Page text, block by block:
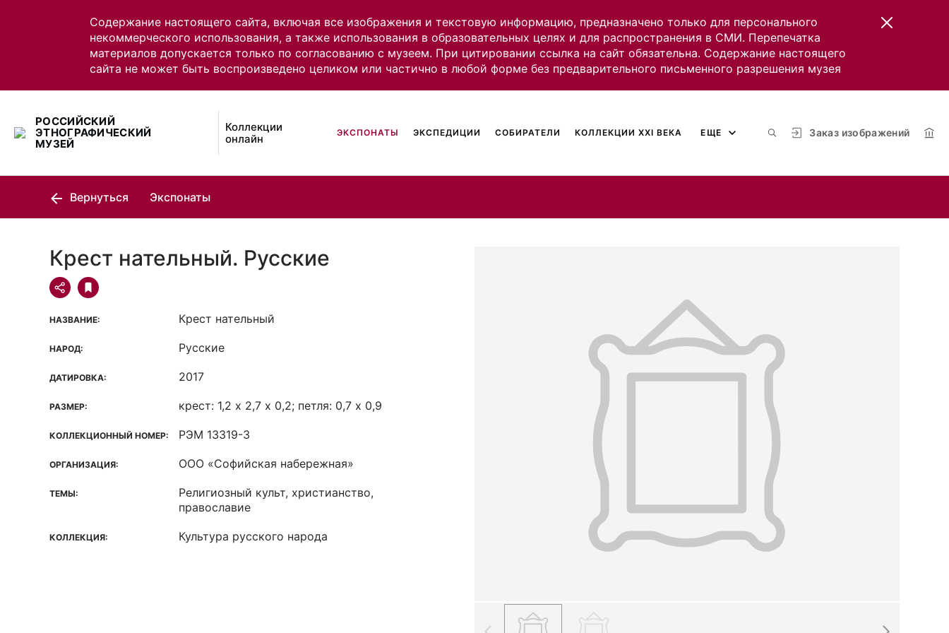
Содержание настоящего сайта, включая все изображения и текстовую информацию, предназначено только для персонального
некоммерческого использования, а также использования в образовательных целях и для распространения в СМИ. Перепечатка
материалов допускается только по согласованию с музеем. При цитировании ссылка на сайт обязательна. Содержание настоящего
сайта не может быть воспроизведено целиком или частично в любой форме без предварительного письменного разрешения музея
РОССИЙСКИЙ
ЭТНОГРАФИЧЕСКИЙ
МУЗЕЙ
Коллекции
онлайн
Заказ изображений
ЭКСПОНАТЫ ЭКСПЕДИЦИИ СОБИРАТЕЛИ КОЛЛЕКЦИИ XXI ВЕКА ЕЩЕ
Вернуться Экспонаты
Крест нательный. Русские
НАЗВАНИЕ: Крест нательный
НАРОД: Русские
ДАТИРОВКА: 2017
РАЗМЕР: крест: 1,2 х 2,7 х 0,2; петля: 0,7 х 0,9
КОЛЛЕКЦИОННЫЙ НОМЕР: РЭМ 13319-3
ОРГАНИЗАЦИЯ: ООО «Софийская набережная»
ТЕМЫ:
Религиозный культ, христианство,
православие
КОЛЛЕКЦИЯ: Культура русского народа